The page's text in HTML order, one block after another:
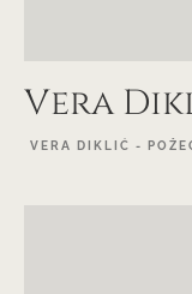
Vera
VERA DIKLIĆ -